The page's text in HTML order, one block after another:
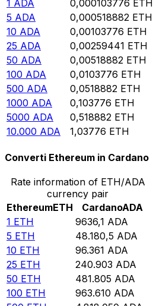
1 ADA 0,000103776 ETH
5 ADA 0,000518882 ETH
10 ADA 0,00103776 ETH
25 ADA 0,00259441 ETH
50 ADA 0,00518882 ETH
100 ADA 0,0103776 ETH
500 ADA 0,0518882 ETH
1000 ADA 0,103776 ETH
5000 ADA 0,518882 ETH
10.000 ADA 1,03776 ETH
Converti Ethereum in Cardano
Rate information of ETH/ADA
currency pair
EthereumETH CardanoADA
1 ETH 9636,1 ADA
5 ETH 48.180,5 ADA
10 ETH 96.361 ADA
25 ETH 240.903 ADA
50 ETH 481.805 ADA
100 ETH 963.610 ADA